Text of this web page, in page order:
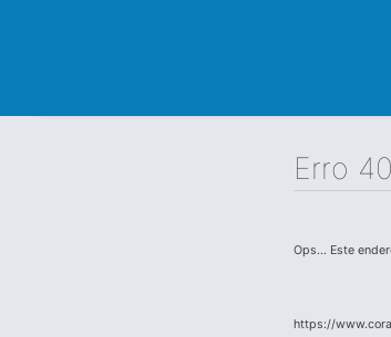
Erro
Ops... Este
https://